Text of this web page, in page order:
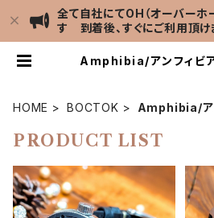
全て自社にてOH（オーバーホ
す 到着後、すぐにご利用頂け
Amphibia/アンフィビ
HOME BOCTOK Amphibia/ア
PRODUCT LIST